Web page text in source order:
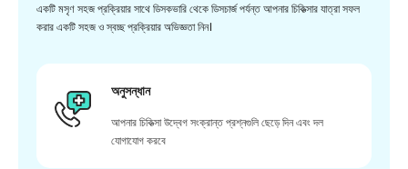
একটি মসৃণ সহজ প্রক্রিয়ার সাথে ডিসকভারি থেকে ডিসচার্জ পর্যন্ত আপনার চিকিত্সার যাত্রা সফল
করার একটি সহজ ও স্বচ্ছ প্রক্রিয়ার অভিজ্ঞতা নিন।
অনুসন্ধান
আপনার চিকিত্সা উদ্বেগ সংক্রান্ত প্রশ্নগুলি ছেড়ে দিন এবং দল
যোগাযোগ করবে